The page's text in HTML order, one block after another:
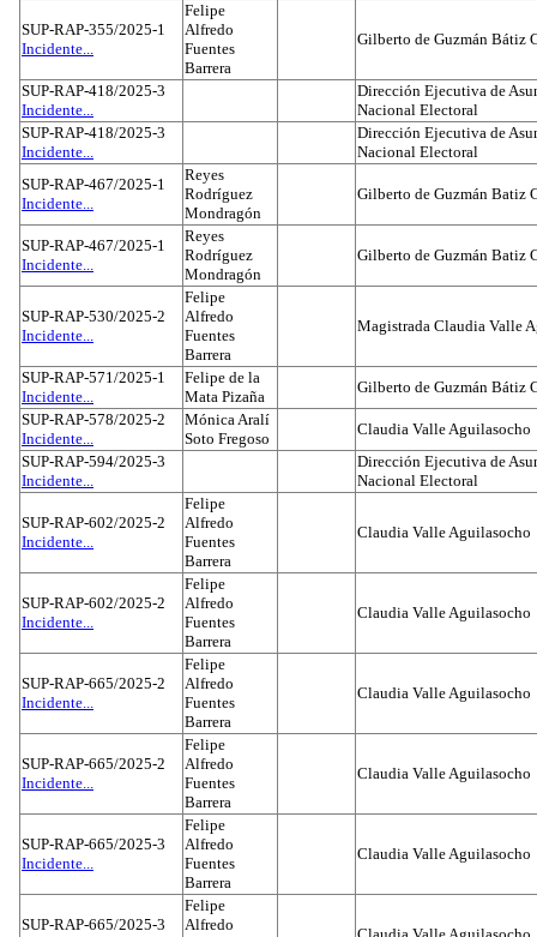
SUP-RAP-355/2025-1
Incidente...
Felipe
Alfredo
Fuentes
Barrera
Gilberto de Guzmán Bátiz
SUP-RAP-418/2025-3
Incidente...
Dirección Ejecutiva de
Nacional Electoral
SUP-RAP-418/2025-3
Incidente...
Dirección Ejecutiva de
Nacional Electoral
SUP-RAP-467/2025-1
Incidente...
Reyes
Rodríguez
Mondragón
Gilberto de Guzmán Batiz
SUP-RAP-467/2025-1
Incidente...
Reyes
Rodríguez
Mondragón
Gilberto de Guzmán Batiz
SUP-RAP-530/2025-2
Incidente...
Felipe
Alfredo
Fuentes
Barrera
Magistrada Claudia Valle
SUP-RAP-571/2025-1
Incidente...
Felipe de la
Mata Pizaña
Gilberto de Guzmán Bátiz
SUP-RAP-578/2025-2
Incidente...
Mónica Aralí
Soto Fregoso
Claudia Valle Aguilasocho
SUP-RAP-594/2025-3
Incidente...
Dirección Ejecutiva de
Nacional Electoral
SUP-RAP-602/2025-2
Incidente...
Felipe
Alfredo
Fuentes
Barrera
Claudia Valle Aguilasocho
SUP-RAP-602/2025-2
Incidente...
Felipe
Alfredo
Fuentes
Barrera
Claudia Valle Aguilasocho
SUP-RAP-665/2025-2
Incidente...
Felipe
Alfredo
Fuentes
Barrera
Claudia Valle Aguilasocho
SUP-RAP-665/2025-2
Incidente...
Felipe
Alfredo
Fuentes
Barrera
Claudia Valle Aguilasocho
SUP-RAP-665/2025-3
Incidente...
Felipe
Alfredo
Fuentes
Barrera
Claudia Valle Aguilasocho
SUP-RAP-665/2025-3
Felipe
Alfredo